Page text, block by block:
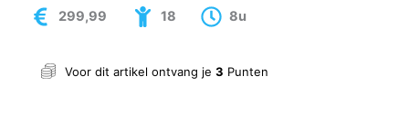
299,99 18 8u
Voor dit artikel ontvang je 3 Punten